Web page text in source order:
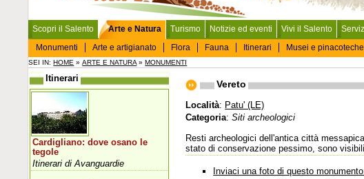
Scopri il Salento
Arte e Natura
Monumenti
Arte e artigianato Flora Fauna Itinerari Musei e pinacoteche
Turismo Notizie ed eventi Vivi il Salento
SEI IN:HOME »ARTE E NATURA »MONUMENTI
Vereto
Località: Patu' (LE)
Categoria:Siti archeologici
Resti archeologici dell'antica città
stato di conservazione pessimo, sono
Inviaci una foto di questo
Itinerari
Cardigliano: dove osano le
tegole
Itinerari di Avanguardie